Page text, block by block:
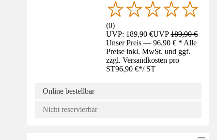
(0)
UVP: 189,90 €UVP189,90 €
Unser Preis — 96,90 € * Alle
Preise inkl. MwSt. und ggf.
zzgl. Versandkosten pro
ST96,90 €*/ ST
Online bestellbar
Nicht reservierbar